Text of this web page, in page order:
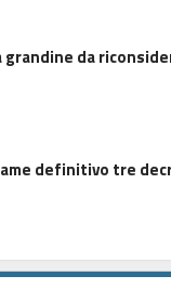
da
definitivo tre